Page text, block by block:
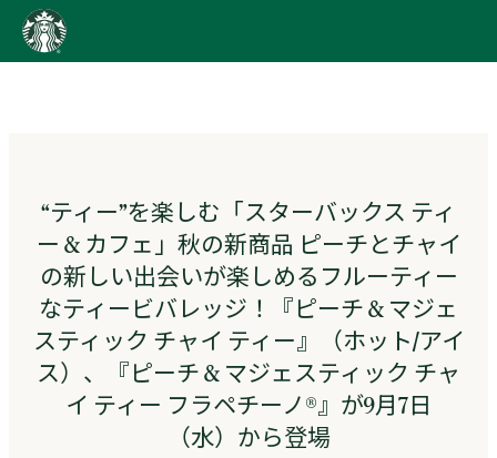
content
Go
リ
homepage
“ティー”を楽しむ「スターバックス ティ
ー & カフェ」秋の新商品 ピーチとチャイ
の新しい出会いが楽しめるフルーティー
なティービバレッジ！『ピーチ & マジェ
スティック チャイ ティー』（ホット/アイ
ス）、『ピーチ & マジェスティック チャ
イ ティー フラペチーノ®』が9月7日
（水）から登場